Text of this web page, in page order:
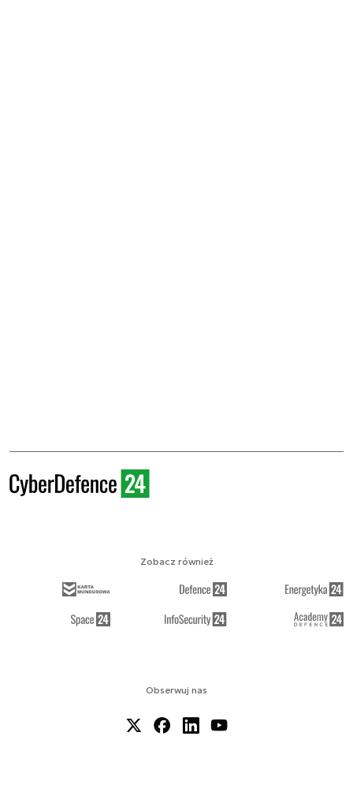
Obserwuj nas
Zobacz również